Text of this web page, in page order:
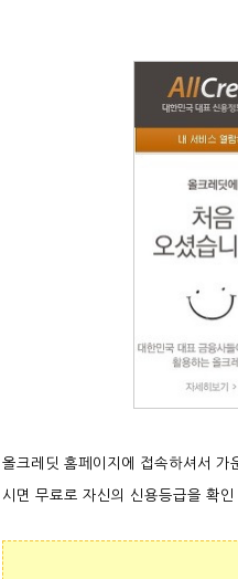
올크레딧 홈페이지에 접속하셔서 가
시면 무료로 자신의 신용등급을 확인